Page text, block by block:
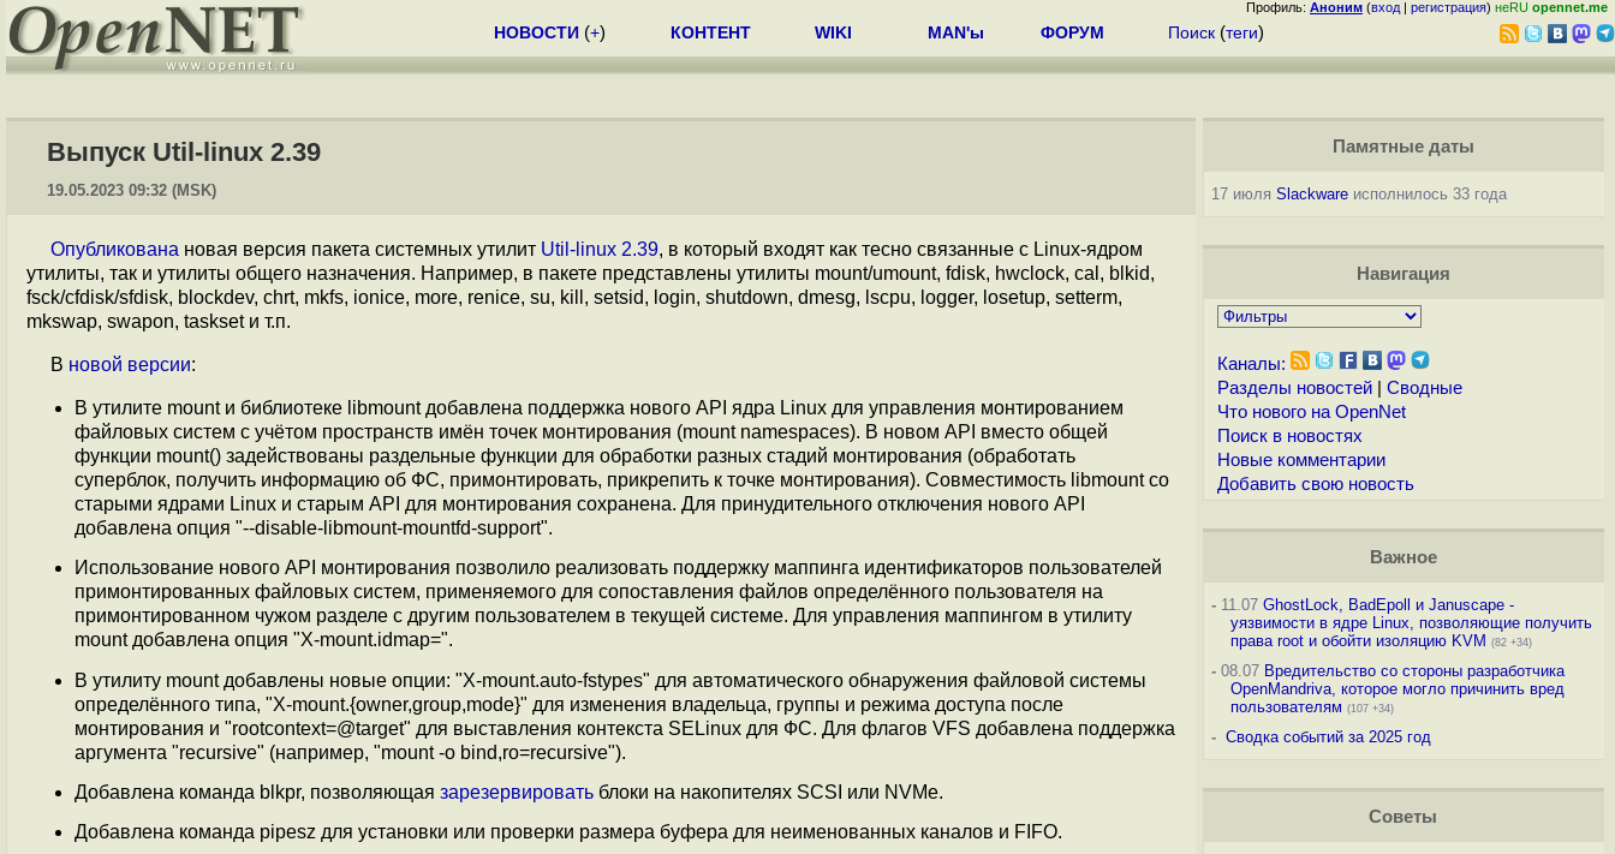
Профиль: Аноним (вход | регистрация) неRU opennet.me
НОВОСТИ (+) КОНТЕНТ WIKI MAN'ы ФОРУМ Поиск (теги)
Выпуск Util-linux 2.39
19.05.2023 09:32 (MSK)
Опубликована новая версия пакета системных утилит Util-linux 2.39, в который входят как тесно связанные с Linux-ядром
утилиты, так и утилиты общего назначения. Например, в пакете представлены утилиты mount/umount, fdisk, hwclock, cal, blkid,
fsck/cfdisk/sfdisk, blockdev, chrt, mkfs, ionice, more, renice, su, kill, setsid, login, shutdown, dmesg, lscpu, logger, losetup, setterm,
mkswap, swapon, taskset и т.п.
В новой версии:
В утилите mount и библиотеке libmount добавлена поддержка нового API ядра Linux для управления монтированием
файловых систем с учётом пространств имён точек монтирования (mount namespaces). В новом API вместо общей
функции mount() задействованы раздельные функции для обработки разных стадий монтирования (обработать
суперблок, получить информацию об ФС, примонтировать, прикрепить к точке монтирования). Совместимость libmount со
старыми ядрами Linux и старым API для монтирования сохранена. Для принудительного отключения нового API
добавлена опция "--disable-libmount-mountfd-support".
Использование нового API монтирования позволило реализовать поддержку маппинга идентификаторов пользователей
примонтированных файловых систем, применяемого для сопоставления файлов определённого пользователя на
примонтированном чужом разделе с другим пользователем в текущей системе. Для управления маппингом в утилиту
mount добавлена опция "X-mount.idmap=".
В утилиту mount добавлены новые опции: "X-mount.auto-fstypes" для автоматического обнаружения файловой системы
определённого типа, "X-mount.{owner,group,mode}" для изменения владельца, группы и режима доступа после
монтирования и "rootcontext=@target" для выставления контекста SELinux для ФС. Для флагов VFS добавлена поддержка
аргумента "recursive" (например, "mount -o bind,ro=recursive").
Добавлена команда blkpr, позволяющая зарезервировать блоки на накопителях SCSI или NVMe.
Добавлена команда pipesz для установки или проверки размера буфера для неименованных каналов и FIFO.
Памятные даты
17 июля Slackwareисполнилось 33 года
Навигация
Каналы:
Разделы новостей| Сводные
Что нового на OpenNet
Поиск в новостях
Новые комментарии
Добавить свою новость
Важное
-11.07 GhostLock, BadEpoll и Januscape -
уязвимости в ядре Linux, позволяющие получить
права root и обойти изоляцию KVM (82 +34)
-08.07 Вредительство со стороны разработчика
OpenMandriva, которое могло причинить вред
пользователям (107 +34)
- Сводка событий за 2025 год
Советы